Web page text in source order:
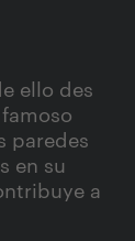
ello des
paredes
en su
a